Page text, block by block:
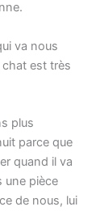
va nous
chat est très
plus
parce que
quand il va
une pièce
de nous, lui